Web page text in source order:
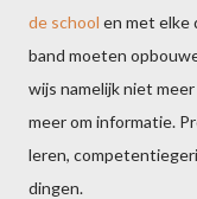
de school en met elke
band moeten
wijs namelijk niet
meer om informatie.
leren,
dingen.